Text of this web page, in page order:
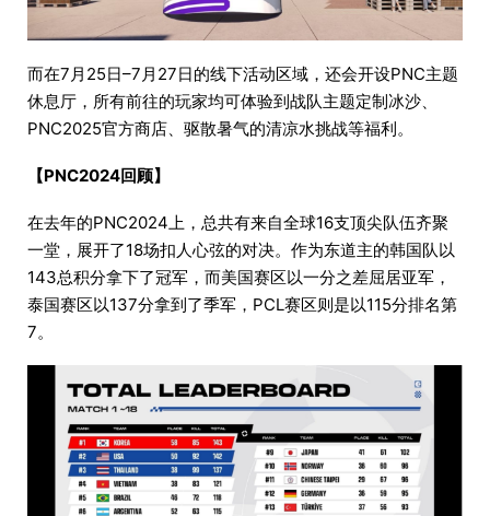
而在7月25日–7月27日的线下活动区域，还会开设PNC主题
休息厅，所有前往的玩家均可体验到战队主题定制冰沙、
PNC2025官方商店、驱散暑气的清凉水挑战等福利。
【PNC2024回顾】
在去年的PNC2024上，总共有来自全球16支顶尖队伍齐聚
一堂，展开了18场扣人心弦的对决。作为东道主的韩国队以
143总积分拿下了冠军，而美国赛区以一分之差屈居亚军，
泰国赛区以137分拿到了季军，PCL赛区则是以115分排名第
7。